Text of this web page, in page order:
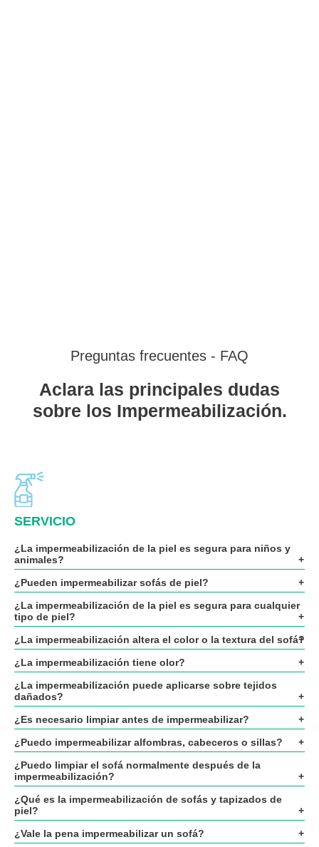
Preguntas frecuentes - FAQ
Aclara las principales dudas
sobre los Impermeabilización.
SERVICIO
¿La impermeabilización de la piel es segura para niños y
animales?
¿Pueden impermeabilizar sofás de piel?
¿La impermeabilización de la piel es segura para cualquier
tipo de piel?
¿La impermeabilización altera el color o la textura del sofá?
¿La impermeabilización tiene olor?
¿La impermeabilización puede aplicarse sobre tejidos
dañados?
¿Es necesario limpiar antes de impermeabilizar?
¿Puedo impermeabilizar alfombras, cabeceros o sillas?
¿Puedo limpiar el sofá normalmente después de la
impermeabilización?
¿Qué es la impermeabilización de sofás y tapizados de
piel?
¿Vale la pena impermeabilizar un sofá?